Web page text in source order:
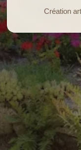
Création